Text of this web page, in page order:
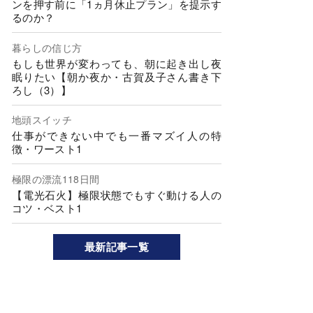
ンを押す前に「1ヵ月休止プラン」を提示す
るのか？
暮らしの信じ方
もしも世界が変わっても、朝に起き出し夜
眠りたい【朝か夜か・古賀及子さん書き下
ろし（3）】
地頭スイッチ
仕事ができない中でも一番マズイ人の特
徴・ワースト1
極限の漂流118日間
【電光石火】極限状態でもすぐ動ける人の
コツ・ベスト1
最新記事一覧